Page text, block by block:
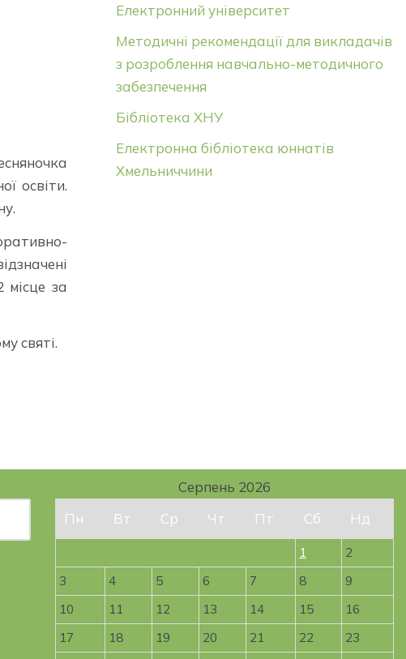
освіти.
місце за
святі.
Електронний університет
Методичні рекомендації для викладачів
з розроблення навчально-методичного
забезпечення
Бібліотека ХНУ
Електронна бібліотека юннатів
Хмельниччини
Серпень 2026
Пн
Вт Ср Чт Пт Сб Нд
1
2
3
4 5 6 7 8
9
10
11 12 13 14 15
16
17
18 19 20 21 22
23